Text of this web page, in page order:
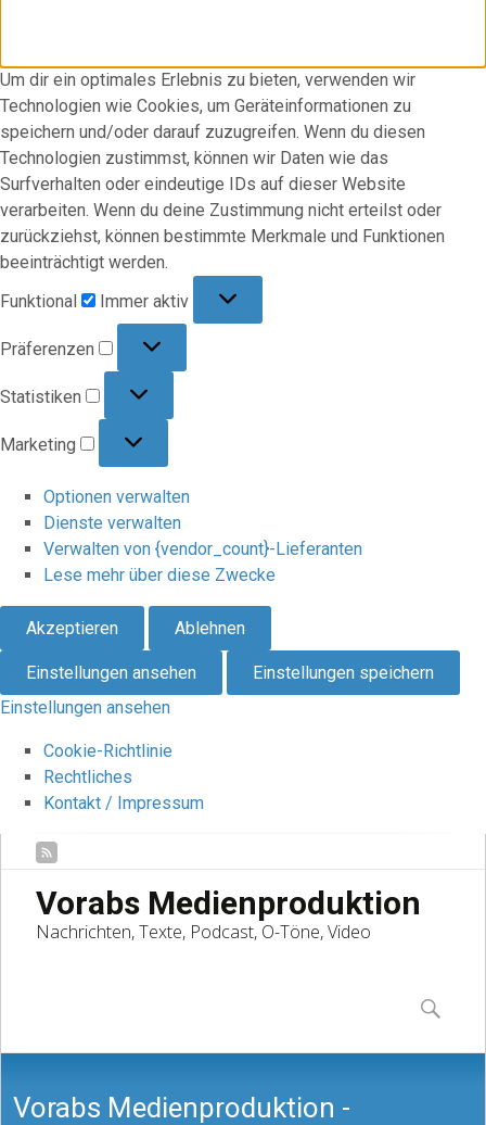
Um dir ein optimales Erlebnis zu bieten, verwenden wir
Technologien wie Cookies, um Geräteinformationen zu
speichern und/oder darauf zuzugreifen. Wenn du diesen
Technologien zustimmst, können wir Daten wie das
Surfverhalten oder eindeutige IDs auf dieser Website
verarbeiten. Wenn du deine Zustimmung nicht erteilst oder
zurückziehst, können bestimmte Merkmale und Funktionen
beeinträchtigt werden.
Funktional
Immer aktiv
Präferenzen
Statistiken
Marketing
Optionen verwalten
Dienste verwalten
Verwalten von {vendor_count}-Lieferanten
Lese mehr über diese Zwecke
Akzeptieren Ablehnen
Einstellungen ansehen
Einstellungen speichern
Einstellungen ansehen
Cookie-Richtlinie
Rechtliches
Kontakt / Impressum
Vorabs Medienproduktion
Nachrichten, Texte, Podcast, O-Töne, Video
content
Suchen
nach:
Vorabs Medienproduktion -